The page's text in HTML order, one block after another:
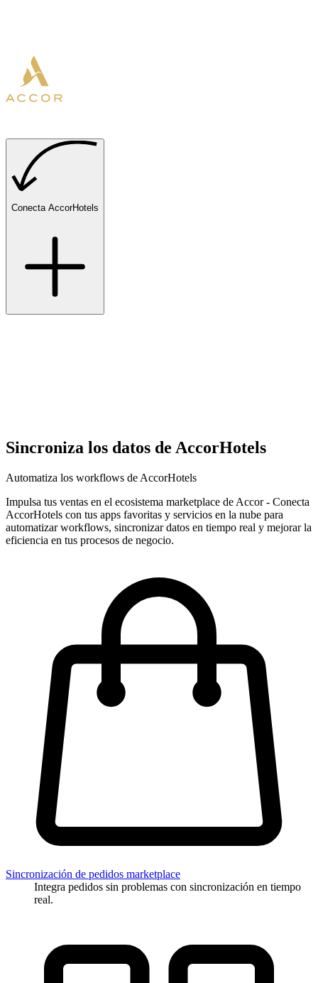
Conecta AccorHotels
Sincroniza los datos de AccorHotels
Automatiza los workflows de AccorHotels
Impulsa tus ventas en el ecosistema marketplace de Accor- Conecta
AccorHotels con tus apps favoritas y servicios en la nube para
automatizar workflows, sincronizar datos en tiempo real y mejorar la
eficiencia en tus procesos de negocio.
Sincronización de pedidos marketplace
Integra pedidos sin problemas con sincronización en tiempo
real.